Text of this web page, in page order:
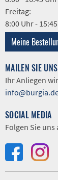
Freitag:
8:00 Uhr -
Meine
MAILEN SIE UNS
Ihr Anliegen
SOCIAL MEDIA
Folgen Sie